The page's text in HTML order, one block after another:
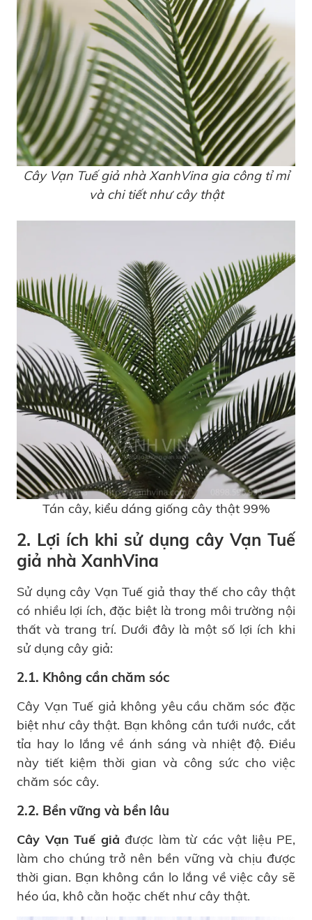
Cây Vạn Tuế giả nhà XanhVina gia công tỉ mỉ
và chi tiết như cây thật
Tán cây, kiểu dáng giống cây thật 99%
2. Lợi ích khi sử dụng cây Vạn Tuế
giả nhà XanhVina
Sử dụng cây Vạn Tuế giả thay thế cho cây thật
có nhiều lợi ích, đặc biệt là trong môi trường nội
thất và trang trí. Dưới đây là một số lợi ích khi
sử dụng cây giả:
2.1. Không cần chăm sóc
Cây Vạn Tuế giả không yêu cầu chăm sóc đặc
biệt như cây thật. Bạn không cần tưới nước, cắt
tỉa hay lo lắng về ánh sáng và nhiệt độ. Điều
này tiết kiệm thời gian và công sức cho việc
chăm sóc cây.
2.2. Bền vững và bền lâu
Cây Vạn Tuế giả được làm từ các vật liệu PE,
làm cho chúng trở nên bền vững và chịu được
thời gian. Bạn không cần lo lắng về việc cây sẽ
héo úa, khô cằn hoặc chết như cây thật.